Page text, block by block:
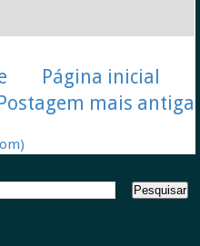
mais antiga
Página inicial